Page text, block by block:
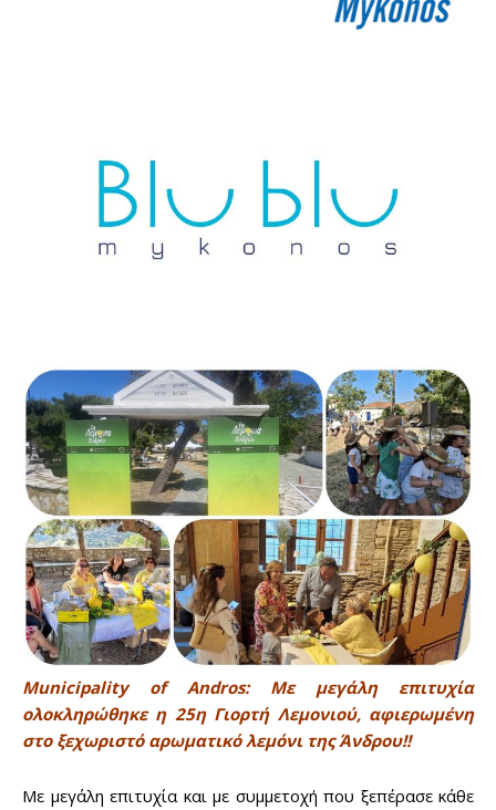
Municipality of Andros: Με μεγάλη επιτυχία
ολοκληρώθηκε η 25η Γιορτή Λεμονιού, αφιερωμένη
στο ξεχωριστό αρωματικό λεμόνι της Άνδρου!!
Με μεγάλη επιτυχία και με συμμετοχή που ξεπέρασε κάθε